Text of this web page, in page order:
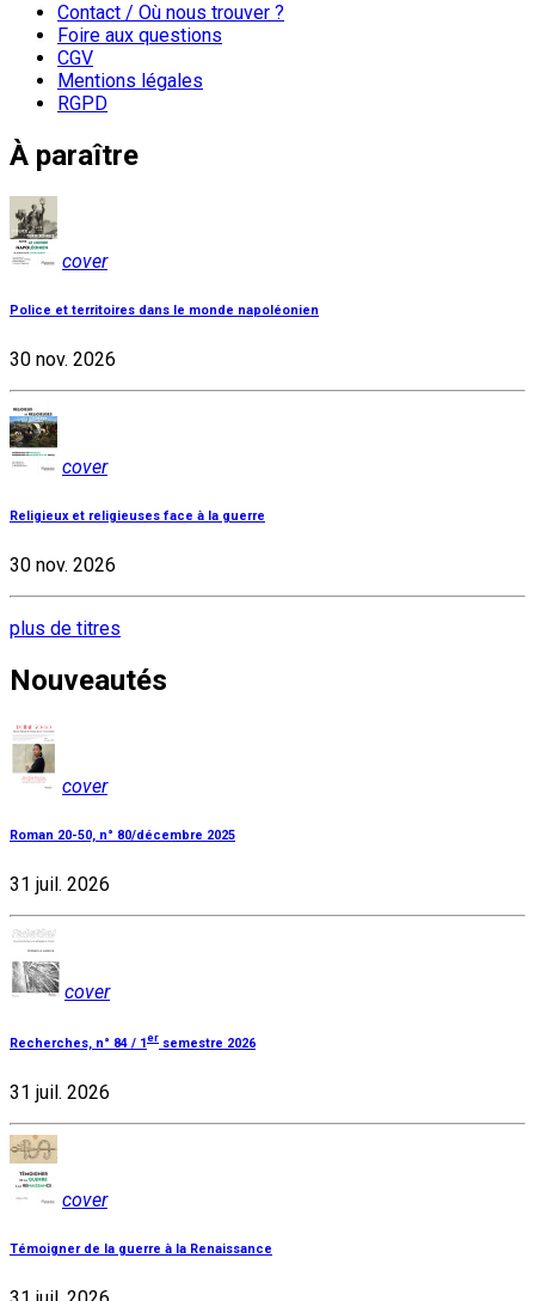
Contact / Où nous trouver ?
Foire aux questions
CGV
Mentions légales
RGPD
À paraître
cover
Police et territoires dans le monde napoléonien
30 nov. 2026
cover
Religieux et religieuses face à la guerre
30 nov. 2026
plus de titres
Nouveautés
cover
Roman 20-50, n° 80/décembre 2025
31 juil. 2026
cover
Recherches, n° 84 / 1 er semestre 2026
31 juil. 2026
cover
Témoigner de la guerre à la Renaissance